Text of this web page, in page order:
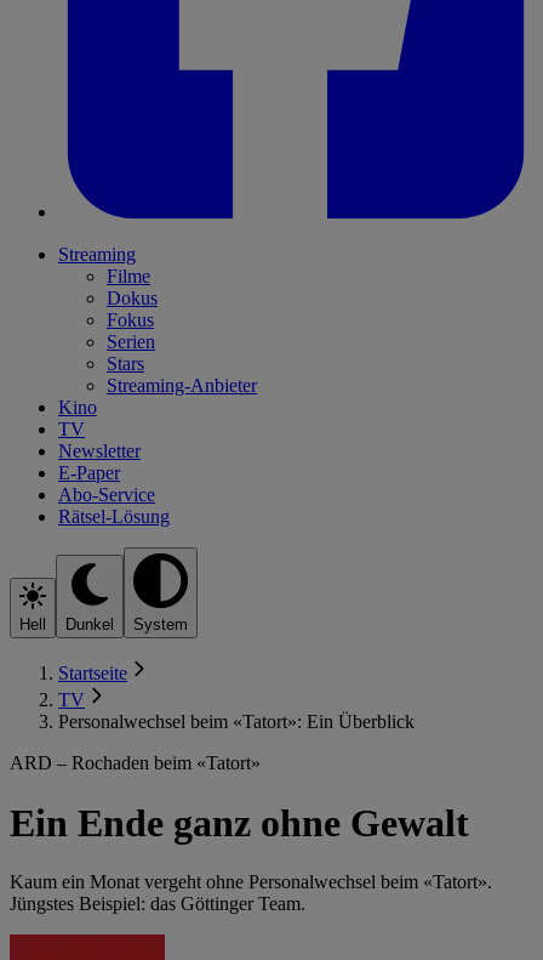
Streaming
Filme
Dokus
Fokus
Serien
Stars
Streaming-Anbieter
Kino
TV
Newsletter
E-Paper
Abo-Service
Rätsel-Lösung
Hell Dunkel System
Startseite
TV
Personalwechsel beim «Tatort»: Ein Überblick
ARD – Rochaden beim «Tatort»
Ein Ende ganz ohne Gewalt
Kaum ein Monat vergeht ohne Personalwechsel beim «Tatort».
Jüngstes Beispiel: das Göttinger Team.